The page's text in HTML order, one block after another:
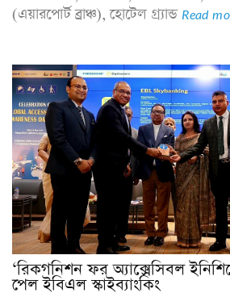
(এয়ারপোর্ট ব্রাঞ্চ), হোটেল গ্র্যান্ড Read
‘রিকগনিশন ফর অ্যাক্সেসিবল
পেল ইবিএল স্কাইব্যাংকিং